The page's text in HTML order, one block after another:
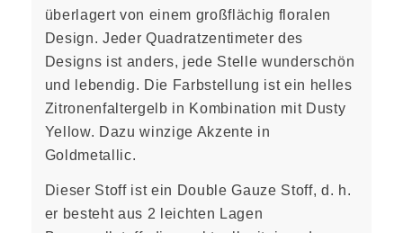
überlagert von einem großflächig floralen
Design. Jeder Quadratzentimeter des
Designs ist anders, jede Stelle wunderschön
und lebendig. Die Farbstellung ist ein helles
Zitronenfaltergelb in Kombination mit Dusty
Yellow. Dazu winzige Akzente in
Goldmetallic.
Dieser Stoff ist ein Double Gauze Stoff, d. h.
er besteht aus 2 leichten Lagen